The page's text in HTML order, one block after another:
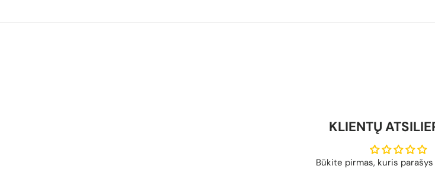
KLIENTŲ
Būkite pirmas, kuris